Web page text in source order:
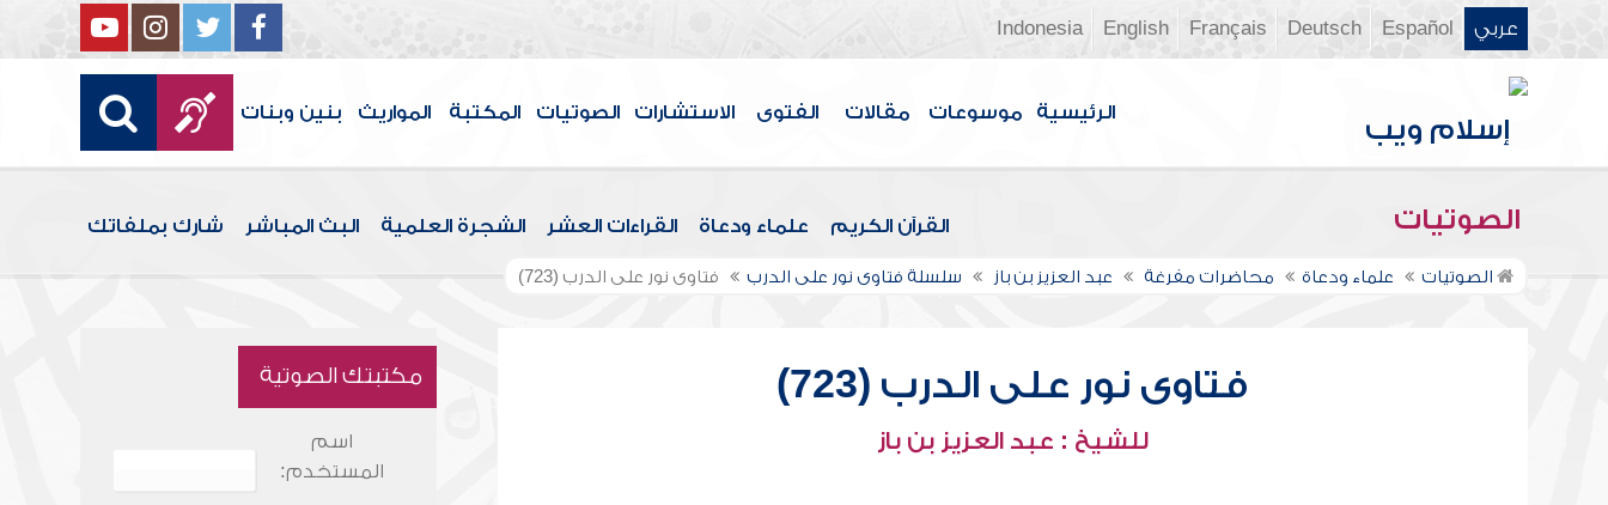
عربي Español
Deutsch
Français
English
Indonesia
الرئيسية موسوعات مقالات الفتوى الاستشارات الصوتيات المكتبة المواريث بنين وبنات
الصوتيات القرآن الكريم علماء ودعاة القراءات العشر الشجرة العلمية البث المباشر شارك بملفاتك
الصوتيات علماء ودعاة محاضرات مفرغة عبد العزيز بن باز سلسلة فتاوى نور على الدرب فتاوى نور على الدرب (723)
فتاوى نور على الدرب (723)
للشيخ : عبد العزيز بن باز
مكتبتك الصوتية
اسم
المستخدم: